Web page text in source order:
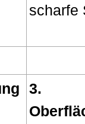
scharfe
3.